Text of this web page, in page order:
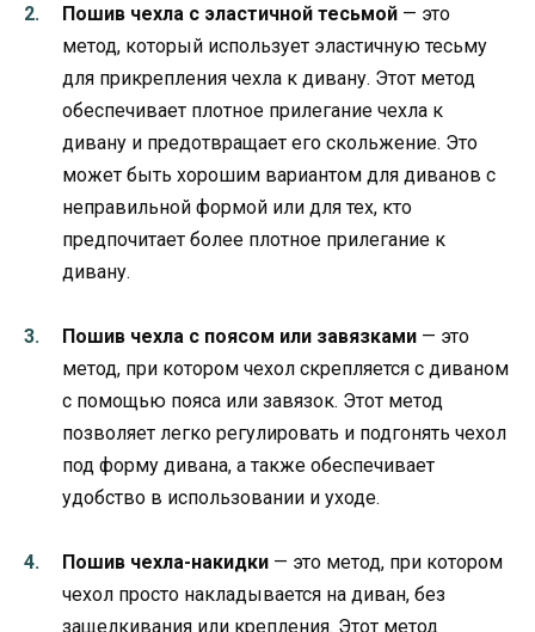
Пошив чехла с эластичной тесьмой — это
метод, который использует эластичную тесьму
для прикрепления чехла к дивану. Этот метод
обеспечивает плотное прилегание чехла к
дивану и предотвращает его скольжение. Это
может быть хорошим вариантом для диванов с
неправильной формой или для тех, кто
предпочитает более плотное прилегание к
дивану.
Пошив чехла с поясом или завязками — это
метод, при котором чехол скрепляется с диваном
с помощью пояса или завязок. Этот метод
позволяет легко регулировать и подгонять чехол
под форму дивана, а также обеспечивает
удобство в использовании и уходе.
Пошив чехла-накидки — это метод, при котором
чехол просто накладывается на диван, без
защелкивания или крепления. Этот метод